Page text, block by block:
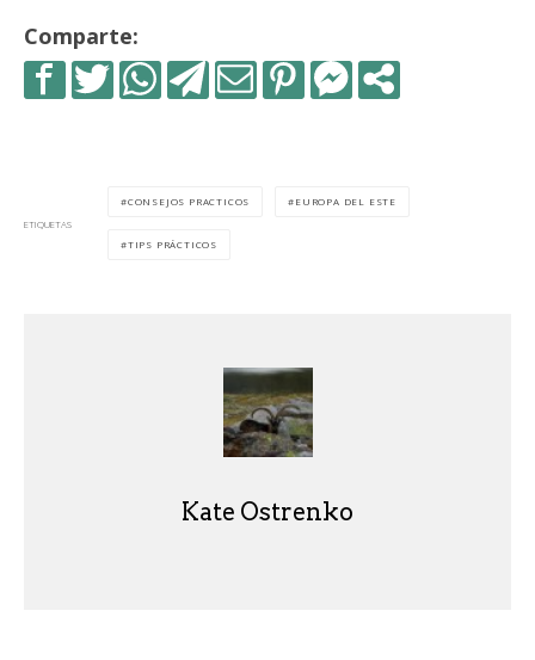
Comparte:
ETIQUETAS
CONSEJOS PRACTICOS EUROPA DEL ESTE
TIPS PRÁCTICOS
Kate Ostrenko